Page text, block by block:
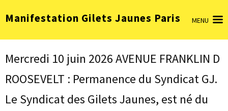
au
(Pressez
Entrée)
Manifestation Gilets Jaunes Paris MENU
Mercredi 10 juin 2026 AVENUE FRANKLIN D
ROOSEVELT : Permanence du Syndicat GJ.
Le Syndicat des Gilets Jaunes, est né du